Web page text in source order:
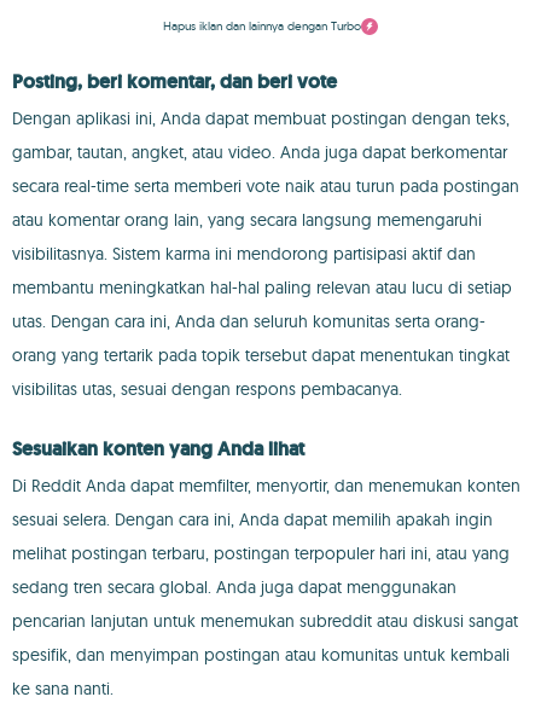
Hapus iklan dan lainnya dengan Turbo
Posting, beri komentar, dan beri vote
Dengan aplikasi ini, Anda dapat membuat postingan dengan teks,
gambar, tautan, angket, atau video. Anda juga dapat berkomentar
secara real-time serta memberi vote naik atau turun pada postingan
atau komentar orang lain, yang secara langsung memengaruhi
visibilitasnya. Sistem karma ini mendorong partisipasi aktif dan
membantu meningkatkan hal-hal paling relevan atau lucu di setiap
utas. Dengan cara ini, Anda dan seluruh komunitas serta orang-
orang yang tertarik pada topik tersebut dapat menentukan tingkat
visibilitas utas, sesuai dengan respons pembacanya.
Sesuaikan konten yang Anda lihat
Di Reddit Anda dapat memfilter, menyortir, dan menemukan konten
sesuai selera. Dengan cara ini, Anda dapat memilih apakah ingin
melihat postingan terbaru, postingan terpopuler hari ini, atau yang
sedang tren secara global. Anda juga dapat menggunakan
pencarian lanjutan untuk menemukan subreddit atau diskusi sangat
spesifik, dan menyimpan postingan atau komunitas untuk kembali
ke sana nanti.